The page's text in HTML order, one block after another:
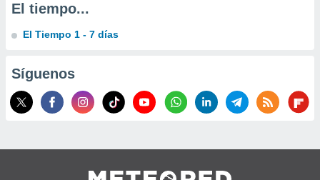
El tiempo...
El Tiempo 1 - 7 días
Síguenos